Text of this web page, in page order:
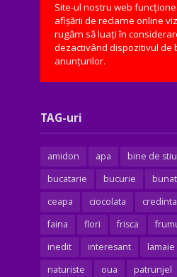
Site-ul nostru web
afișării de reclame online
rugăm să luați în
dezactivând dispozitivul de
anunțurilor.
TAG-uri
amidon apa bine de
bucatarie
bucurie
ceapa
ciocolata credinta
faina
flori frisca
inedit
interesant lamaie
naturiste
oua patrunjel